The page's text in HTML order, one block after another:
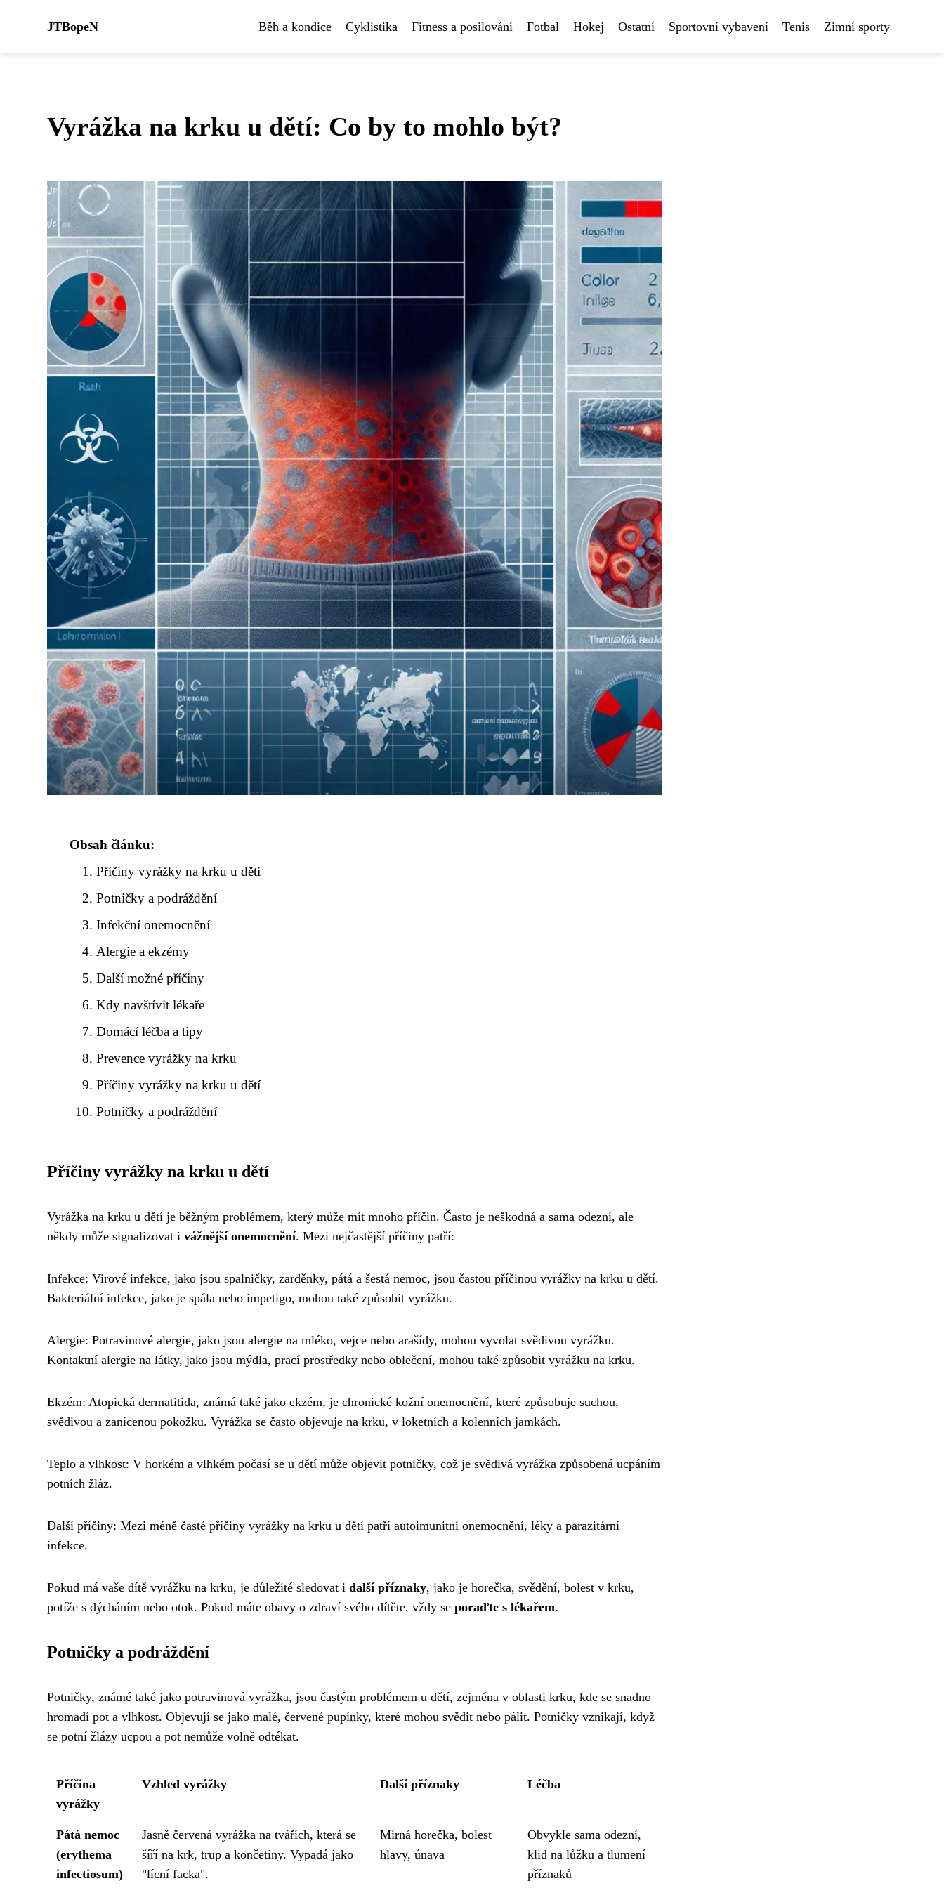
JTBopeN Běh a kondice Cyklistika Fitness a posilování Fotbal Hokej Ostatní Sportovní vybavení Tenis Zimní sporty
Vyrážka na krku u dětí: Co by to mohlo být?
Obsah článku:
Příčiny vyrážky na krku u dětí
Potničky a podráždění
Infekční onemocnění
Alergie a ekzémy
Další možné příčiny
Kdy navštívit lékaře
Domácí léčba a tipy
Prevence vyrážky na krku
Příčiny vyrážky na krku u dětí
Potničky a podráždění
Příčiny vyrážky na krku u dětí
Vyrážka na krku u dětí je běžným problémem, který může mít mnoho příčin. Často je neškodná a sama odezní, ale
někdy může signalizovat i vážnější onemocnění. Mezi nejčastější příčiny patří:
Infekce: Virové infekce, jako jsou spalničky, zarděnky, pátá a šestá nemoc, jsou častou příčinou vyrážky na krku u dětí.
Bakteriální infekce, jako je spála nebo impetigo, mohou také způsobit vyrážku.
Alergie: Potravinové alergie, jako jsou alergie na mléko, vejce nebo arašídy, mohou vyvolat svědivou vyrážku.
Kontaktní alergie na látky, jako jsou mýdla, prací prostředky nebo oblečení, mohou také způsobit vyrážku na krku.
Ekzém: Atopická dermatitida, známá také jako ekzém, je chronické kožní onemocnění, které způsobuje suchou,
svědivou a zanícenou pokožku. Vyrážka se často objevuje na krku, v loketních a kolenních jamkách.
Teplo a vlhkost: V horkém a vlhkém počasí se u dětí může objevit potničky, což je svědivá vyrážka způsobená ucpáním
potních žláz.
Další příčiny: Mezi méně časté příčiny vyrážky na krku u dětí patří autoimunitní onemocnění, léky a parazitární
infekce.
Pokud má vaše dítě vyrážku na krku, je důležité sledovat i další příznaky, jako je horečka, svědění, bolest v krku,
potíže s dýcháním nebo otok. Pokud máte obavy o zdraví svého dítěte, vždy se poraďte s lékařem.
Potničky a podráždění
Potničky, známé také jako potravinová vyrážka, jsou častým problémem u dětí, zejména v oblasti krku, kde se snadno
hromadí pot a vlhkost. Objevují se jako malé, červené pupínky, které mohou svědit nebo pálit. Potničky vznikají, když
se potní žlázy ucpou a pot nemůže volně odtékat.
Příčina
vyrážky
Vzhled vyrážky Další příznaky Léčba
Pátá nemoc
(erythema
infectiosum)
Jasně červená vyrážka na tvářích, která se
šíří na krk, trup a končetiny. Vypadá jako
"lícní facka".
Mírná horečka, bolest
hlavy, únava
Obvykle sama odezní,
klid na lůžku a tlumení
příznaků